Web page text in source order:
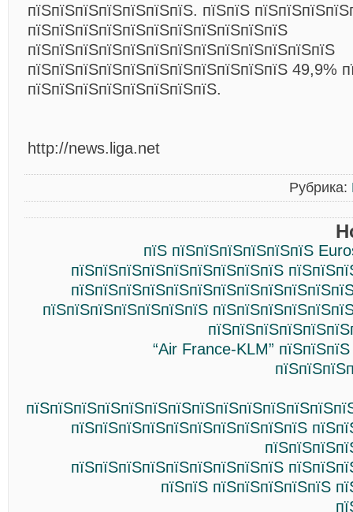
пїЅпїЅпїЅпїЅпїЅпїЅпїЅ. пїЅпїЅ
пїЅпїЅпїЅпїЅпїЅпїЅпїЅпїЅпїЅпїЅпїЅ
пїЅпїЅпїЅпїЅпїЅпїЅпїЅпїЅпїЅпїЅпїЅпїЅпїЅ
пїЅпїЅпїЅпїЅпїЅпїЅпїЅпїЅпїЅпїЅпїЅ 49,9%
пїЅпїЅпїЅпїЅпїЅпїЅпїЅпїЅ.
http://news.liga.net
Рубрика:
пїЅ пїЅпїЅпїЅпїЅпїЅпїЅ
пїЅпїЅпїЅпїЅпїЅпїЅпїЅпїЅпїЅ
пїЅпїЅпїЅпїЅпїЅпїЅпїЅ
“Air France-KLM”
пїЅпїЅпїЅпїЅпїЅпїЅпїЅпїЅпїЅпїЅ
пїЅпїЅпїЅпїЅпїЅпїЅпїЅпїЅпїЅ
пїЅпїЅ пїЅпїЅпїЅпїЅпїЅ